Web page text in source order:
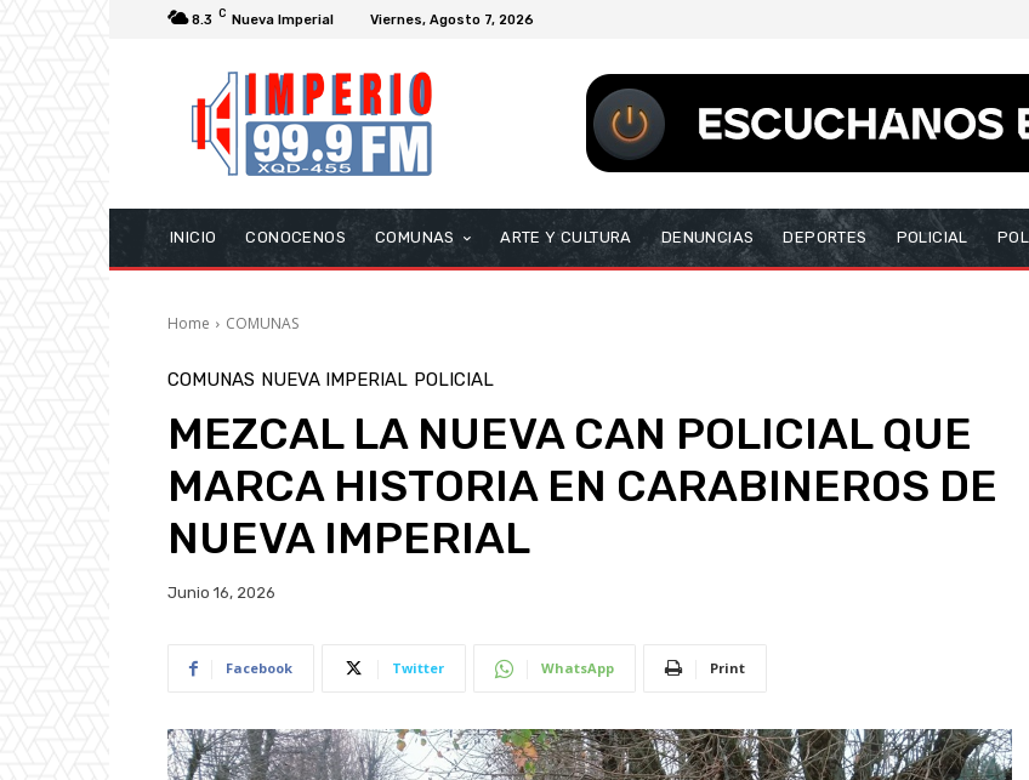
8.3 C Nueva Imperial Viernes, Agosto 7, 2026
INICIO CONOCENOS COMUNAS ARTE Y CULTURA DENUNCIAS DEPORTES POLICIAL
Home COMUNAS
COMUNAS NUEVA IMPERIAL POLICIAL
MEZCAL LA NUEVA CAN POLICIAL QUE
MARCA HISTORIA EN CARABINEROS DE
NUEVA IMPERIAL
Junio 16, 2026
Facebook Twitter WhatsApp Print